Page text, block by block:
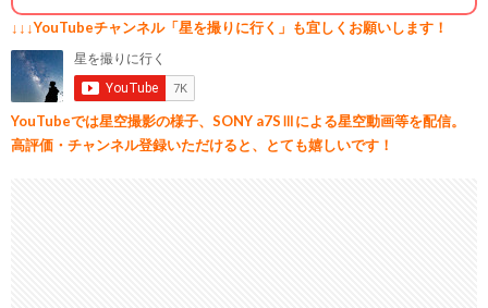
↓↓↓YouTubeチャンネル「星を撮りに行く」も宜しくお願いします！
YouTubeでは星空撮影の様子、SONY a7SⅢによる星空動画等を配信。
高評価・チャンネル登録いただけると、とても嬉しいです！